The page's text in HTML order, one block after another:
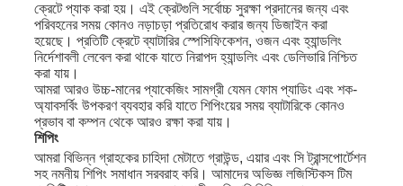
ক্রেটে প্যাক করা হয়। এই ক্রেটগুলি সর্বোচ্চ সুরক্ষা প্রদানের জন্য এবং
পরিবহনের সময় কোনও নড়াচড়া প্রতিরোধ করার জন্য ডিজাইন করা
হয়েছে। প্রতিটি ক্রেটে ব্যাটারির স্পেসিফিকেশন, ওজন এবং হ্যান্ডলিং
নির্দেশাবলী লেবেল করা থাকে যাতে নিরাপদ হ্যান্ডলিং এবং ডেলিভারি নিশ্চিত
করা যায়।
আমরা আরও উচ্চ-মানের প্যাকেজিং সামগ্রী যেমন ফোম প্যাডিং এবং শক-
অ্যাবসর্বিং উপকরণ ব্যবহার করি যাতে শিপিংয়ের সময় ব্যাটারিকে কোনও
প্রভাব বা কম্পন থেকে আরও রক্ষা করা যায়।
শিপিং
আমরা বিভিন্ন গ্রাহকের চাহিদা মেটাতে গ্রাউন্ড, এয়ার এবং সি ট্রান্সপোর্টেশন
সহ নমনীয় শিপিং সমাধান সরবরাহ করি। আমাদের অভিজ্ঞ লজিস্টিকস টিম